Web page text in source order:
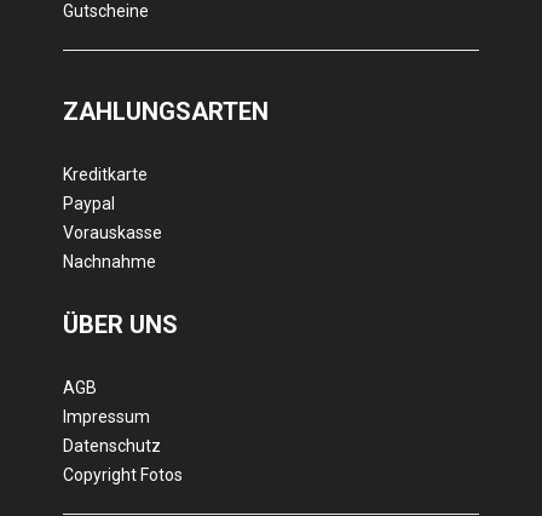
Gutscheine
ZAHLUNGSARTEN
Kreditkarte
Paypal
Vorauskasse
Nachnahme
ÜBER UNS
AGB
Impressum
Datenschutz
Copyright Fotos